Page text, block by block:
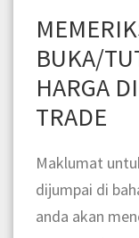
BUKA/
HARGA
TRADE
Maklumat
dijumpai di
anda akan